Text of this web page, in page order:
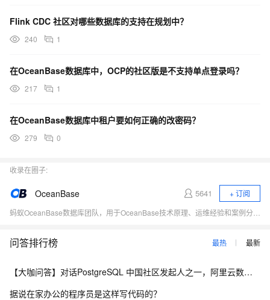
Flink CDC 社区对哪些数据库的支持在规划中？
240 1
在OceanBase数据库中，OCP的社区版是不支持单点登录吗？
217 1
在OceanBase数据库中租户要如何正确的改密码？
279 0
收录在圈子:
OceanBase 5641
+ 订阅
问答排行榜 最热 最新
【大咖问答】对话PostgreSQL 中国社区发起人之一，阿里云数据库高级专家 德哥
据说在家办公的程序员是这样写代码的？